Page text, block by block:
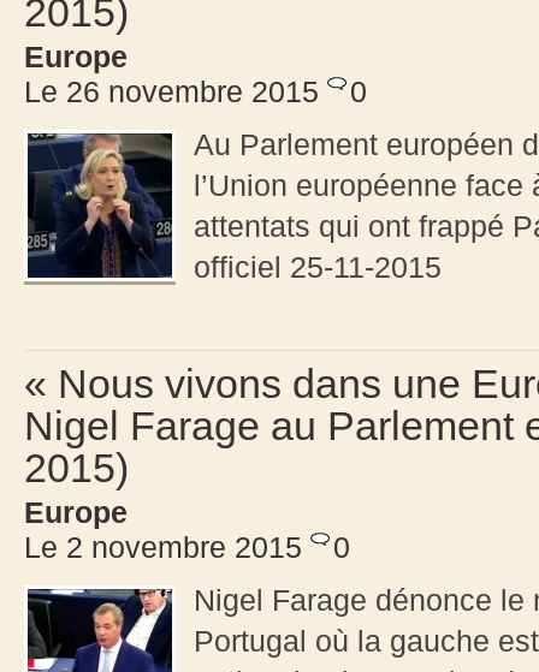
2015)
Europe
Le 26 novembre 2015
0
Au Parlement européen
l’Union européenne
attentats qui ont frappé
officiel 25-11-2015
« Nous vivons dans une
Nigel Farage au Parlement
2015)
Europe
Le 2 novembre 2015
0
Nigel Farage dénonce
Portugal où la gauche